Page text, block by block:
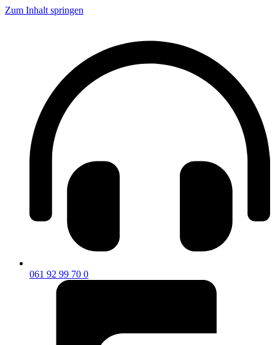
Zum Inhalt springen
061 92 99 70 0